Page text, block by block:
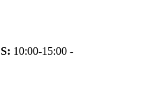
S: 10:00-15:00 -